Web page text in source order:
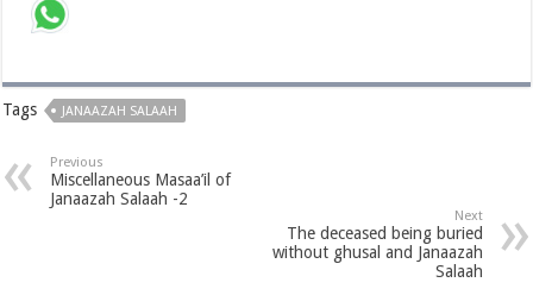
Tags JANAAZAH SALAAH
Previous
Miscellaneous Masaa’il of
Janaazah Salaah -2
Next
The deceased being buried
without ghusal and Janaazah
Salaah